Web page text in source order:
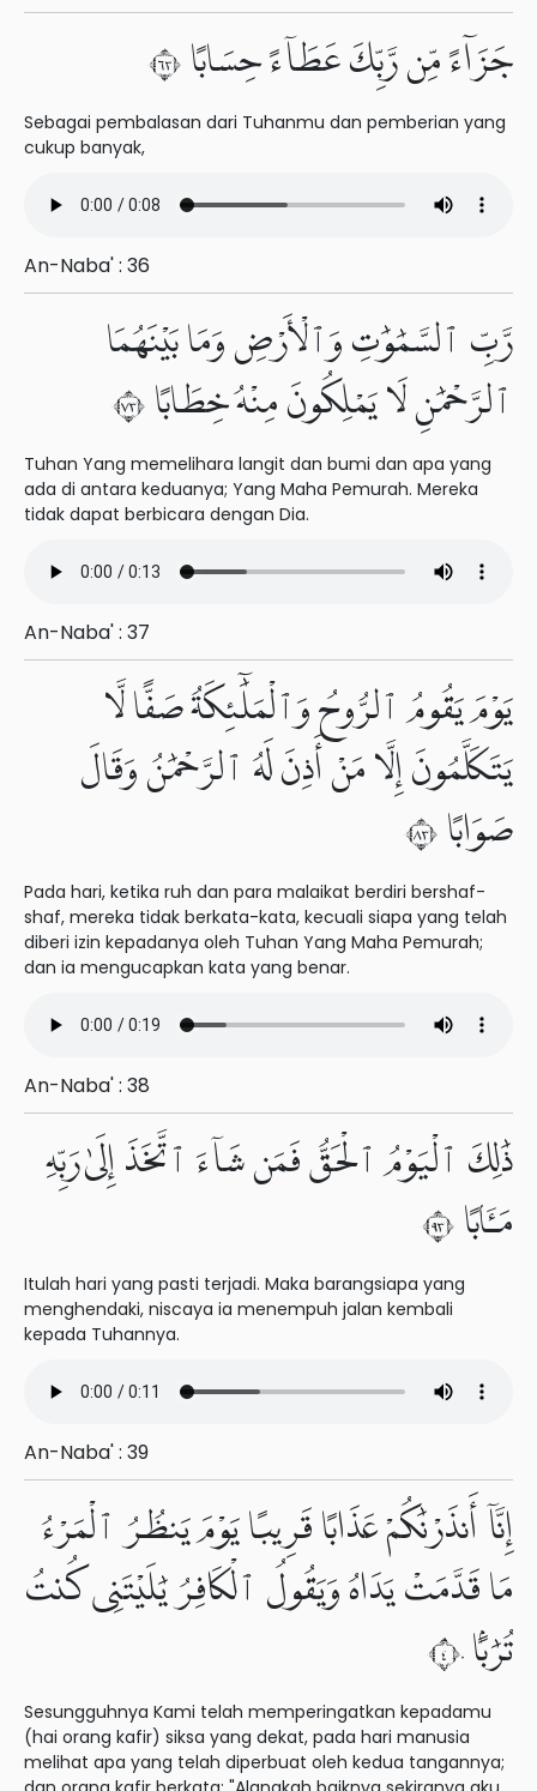
جَزَآءً مِّن رَّبِّكَ عَطَآءً حِسَابًا ٣٦
Sebagai pembalasan dari Tuhanmu dan pemberian yang
cukup banyak,
An-Naba' : 36
رَّبِّ ٱلسَّمَٰوَٰتِ وَٱلْأَرْضِ وَمَا بَيْنَهُمَا
ٱلرَّحْمَٰنِ لَا يَمْلِكُونَ مِنْهُ خِطَابًا ٣٧
Tuhan Yang memelihara langit dan bumi dan apa yang
ada di antara keduanya; Yang Maha Pemurah. Mereka
tidak dapat berbicara dengan Dia.
An-Naba' : 37
يَوْمَ يَقُومُ ٱلرُّوحُ وَٱلْمَلَٰٓئِكَةُ صَفًّا لَّا
يَتَكَلَّمُونَ إِلَّا مَنْ أَذِنَ لَهُ ٱلرَّحْمَٰنُ وَقَالَ
صَوَابًا ٣٨
Pada hari, ketika ruh dan para malaikat berdiri bershaf-
shaf, mereka tidak berkata-kata, kecuali siapa yang telah
diberi izin kepadanya oleh Tuhan Yang Maha Pemurah;
dan ia mengucapkan kata yang benar.
An-Naba' : 38
ذَٰلِكَ ٱلْيَوْمُ ٱلْحَقُّ فَمَن شَآءَ ٱتَّخَذَ إِلَىٰ رَبِّهِۦ
مَـَٔابًا ٣٩
Itulah hari yang pasti terjadi. Maka barangsiapa yang
menghendaki, niscaya ia menempuh jalan kembali
kepada Tuhannya.
An-Naba' : 39
إِنَّآ أَنذَرْنَٰكُمْ عَذَابًا قَرِيبًا يَوْمَ يَنظُرُ ٱلْمَرْءُ
مَا قَدَّمَتْ يَدَاهُ وَيَقُولُ ٱلْكَافِرُ يَٰلَيْتَنِى كُنتُ
تُرَٰبًۢا ٤٠
Sesungguhnya Kami telah memperingatkan kepadamu
(hai orang kafir) siksa yang dekat, pada hari manusia
melihat apa yang telah diperbuat oleh kedua tangannya;